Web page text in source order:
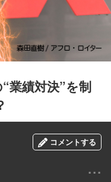
業績対決”を制
コメントする
...